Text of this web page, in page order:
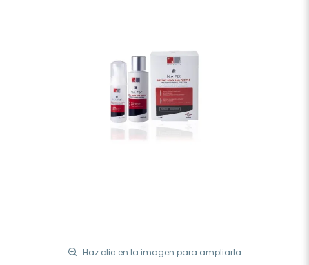
Haz clic en la imagen para ampliarla